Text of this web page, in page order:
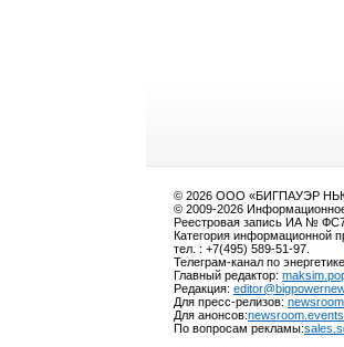
© 2026 ООО «БИГПАУЭР
© 2009-2026
Реестровая запись ИА №
Категория информационной
тел. : +7(495) 589-51-97.
Телеграм-канал по энергетике
Главный редактор:
Редакция:
Для пресс-релизов:
Для анонсов:
По вопросам рекламы: